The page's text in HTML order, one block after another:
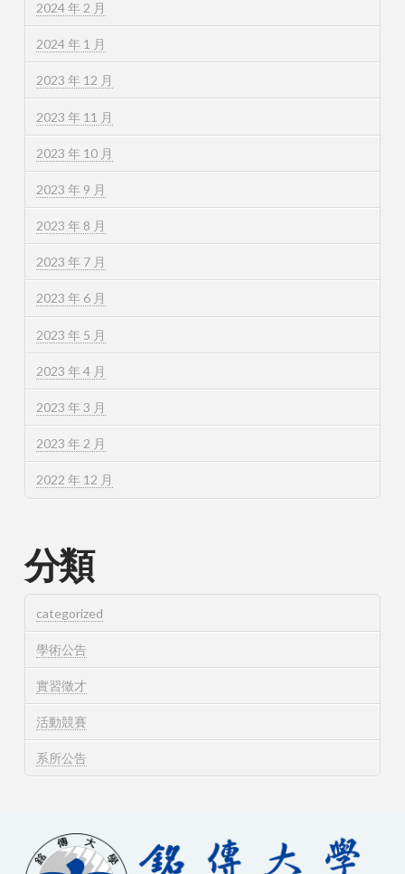
2024 年 2 月
2024 年 1 月
2023 年 12 月
2023 年 11 月
2023 年 10 月
2023 年 9 月
2023 年 8 月
2023 年 7 月
2023 年 6 月
2023 年 5 月
2023 年 4 月
2023 年 3 月
2023 年 2 月
2022 年 12 月
分類
categorized
學術公告
實習徵才
活動競賽
系所公告